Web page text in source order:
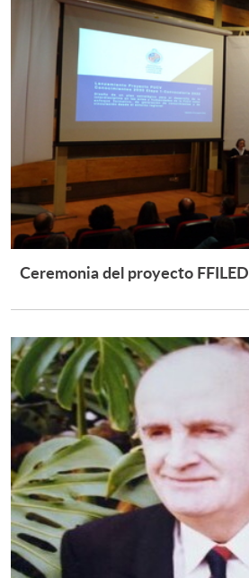
Ceremonia del proyecto FFILED